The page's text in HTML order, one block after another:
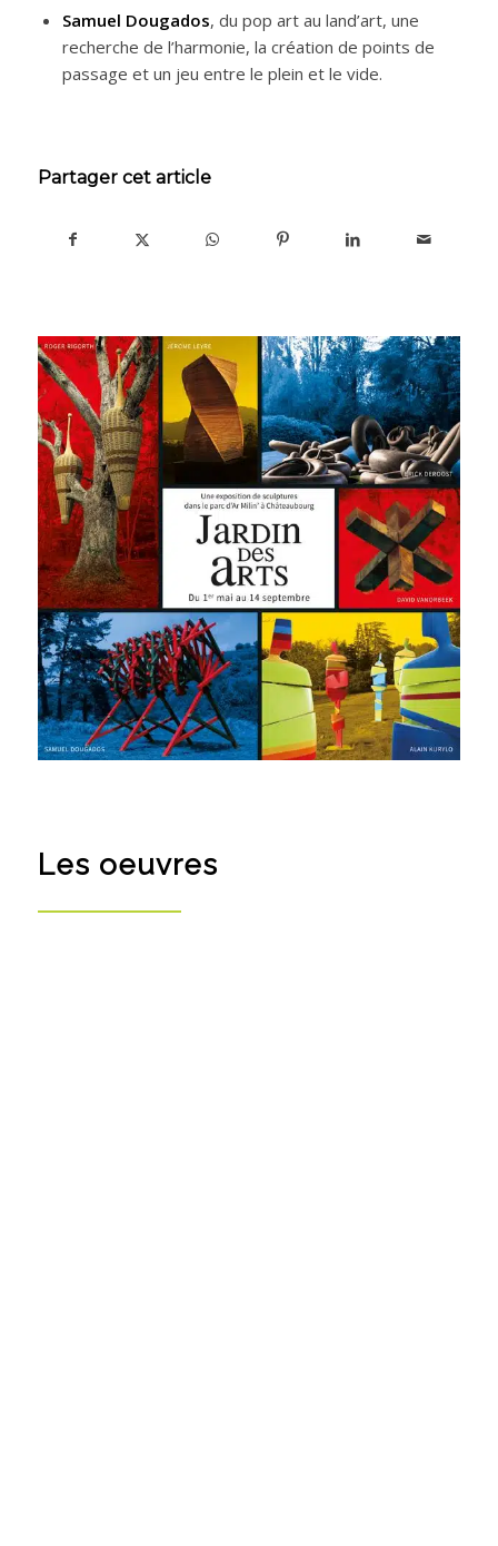
Samuel Dougados, du pop art au land’art, une
recherche de l’harmonie, la création de points de
passage et un jeu entre le plein et le vide.
Partager cet article
Les oeuvres